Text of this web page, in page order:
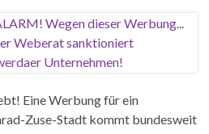
Eine Werbung für ein
Zuse-Stadt kommt bundesweit